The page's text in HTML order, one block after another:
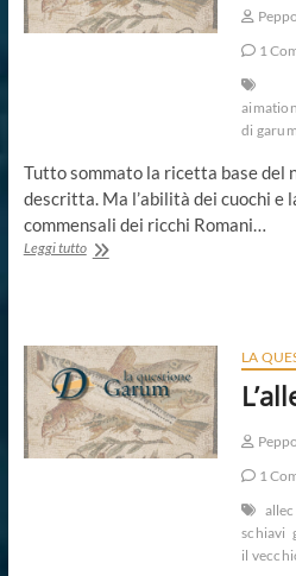
1
aimation
di garum
Tutto sommato la ricetta base del
descritta. Ma l’abilità dei cuochi e
commensali dei ricchi Romani…
Leggi tuttoI
LA
1
allec
schiavi
il